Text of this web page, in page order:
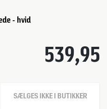
- hvid
539,95
SÆLGES IKKE I BUTIKKER